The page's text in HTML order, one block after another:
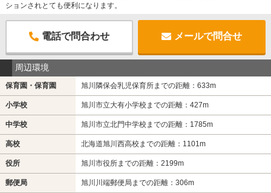
ションされとても便利になります。
電話で問合わせ メールで問合せ
周辺環境
保育園・保育園 旭川隣保会乳児保育所までの距離：633m
小学校 旭川市立大有小学校までの距離：427m
中学校 旭川市立北門中学校までの距離：1785m
高校 北海道旭川西高校までの距離：1101m
役所 旭川市役所までの距離：2199m
郵便局 旭川川端郵便局までの距離：306m